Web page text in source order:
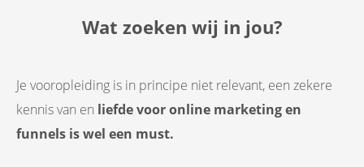
Wat zoeken wij in jou?
Je vooropleiding is in principe niet relevant, een zekere
kennis van en liefde voor online marketing en
funnels is wel een must.